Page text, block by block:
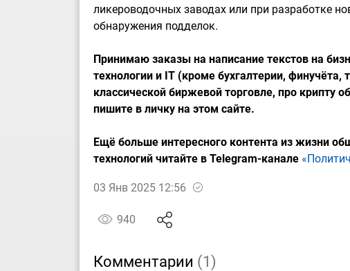
ликероводочных заводах или при разработке
обнаружения подделок.
Принимаю заказы на написание текстов на
технологии и IT (кроме бухгалтерии, финучёта,
классической биржевой торговле, про крипту
пишите в личку на этом сайте.
Ещё больше интересного контента из жизни
технологий читайте в Telegram-канале
03 Янв 2025 12:56
940
Комментарии (1)